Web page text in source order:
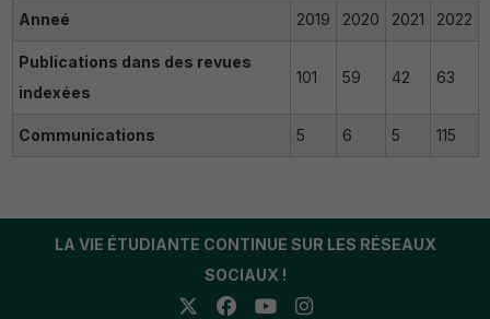
Anneé 2019 2020 2021 2022
Publications dans des revues
indexées
101 59 42 63
Communications 5 6 5 115
LA VIE ÉTUDIANTE CONTINUE SUR LES RÉSEAUX
SOCIAUX !